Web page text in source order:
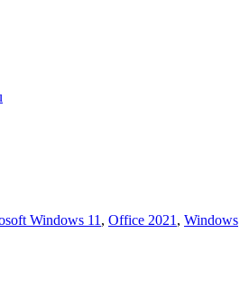
Windows 11 , Office 2021 , Windows